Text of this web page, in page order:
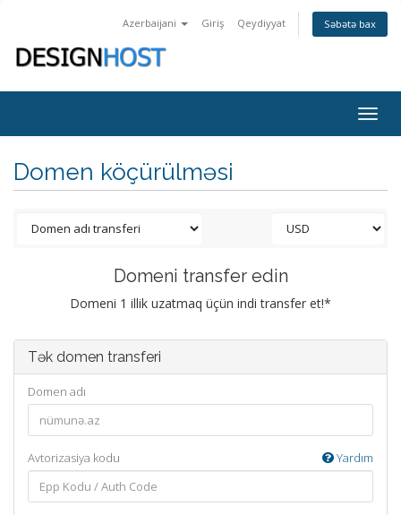
Azerbaijani Giriş Qeydiyyat Səbətə bax
Domen köçürülməsi
Domeni transfer edin
Domeni 1 illik uzatmaq üçün indi transfer et!*
Tək domen transferi
Domen adı
Avtorizasiya kodu Yardım